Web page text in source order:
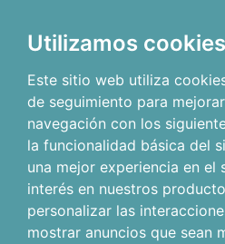
Utilizamos cookies
Este sitio web utiliza
de seguimiento para
navegación con los
la funcionalidad básica del
una mejor experiencia en el
interés en nuestros
personalizar las
mostrar anuncios que sean